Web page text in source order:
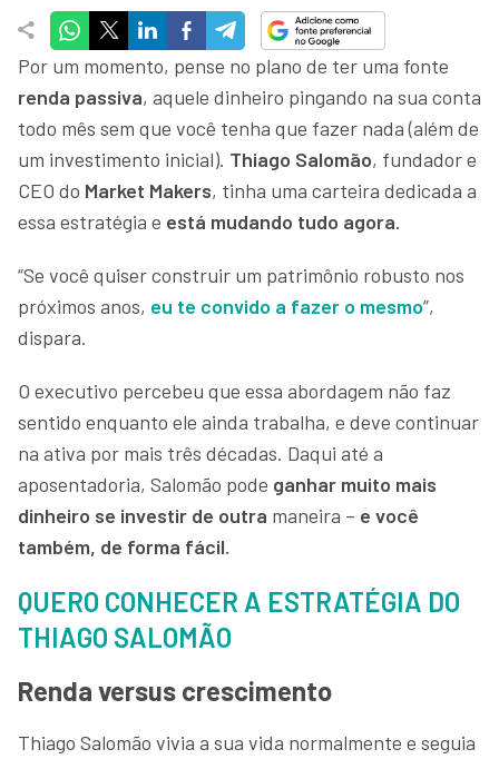
Por um momento, pense no plano de ter uma fonte
renda passiva, aquele dinheiro pingando na sua conta
todo mês sem que você tenha que fazer nada (além de
um investimento inicial). Thiago Salomão, fundador e
CEO do Market Makers, tinha uma carteira dedicada a
essa estratégia e está mudando tudo agora.
“Se você quiser construir um patrimônio robusto nos
próximos anos, eu te convido a fazer o mesmo”,
dispara.
O executivo percebeu que essa abordagem não faz
sentido enquanto ele ainda trabalha, e deve continuar
na ativa por mais três décadas. Daqui até a
aposentadoria, Salomão pode ganhar muito mais
dinheiro se investir de outra maneira – e você
também, de forma fácil.
QUERO CONHECER A ESTRATÉGIA DO
THIAGO SALOMÃO
Renda versus crescimento
Thiago Salomão vivia a sua vida normalmente e seguia